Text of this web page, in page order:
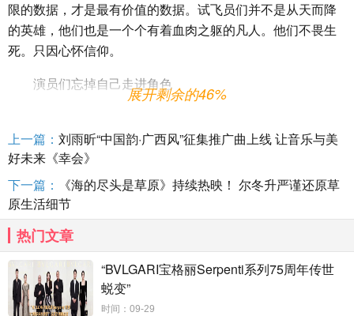
限的数据，才是最有价值的数据。试飞员们并不是从天而降
的英雄，他们也是一个个有着血肉之躯的凡人。他们不畏生
死。只因心怀信仰。
演员们忘掉自己走进角色
航
人，“性命加使命才是我们的生命”。导演刘晓世对此的解读
是，“性命是一个生物学概念，使命是一个社会学概念，试飞
员是军人要有使命感，这些加在一起才是军人的生命。”短短
几句话让我们对军人的使命担当肃然起敬。
在戏外，为了更好得塑造出军人的形象和风貌，演员们
也是努力走出自己，走进角色。王一博在拍摄一场戈壁滩上
展开剩余的46%
上一篇： 刘雨昕“中国韵·广西风”征集推广曲上线 让音乐与美
好未来《幸会》
下一篇：
《海的尽头是草原》持续热映！ 尔冬升严谨还原草
原生活细节
热门文章
“BVLGARI宝格丽Serpenti系列75周年传世
蜕变”
时间：09-29